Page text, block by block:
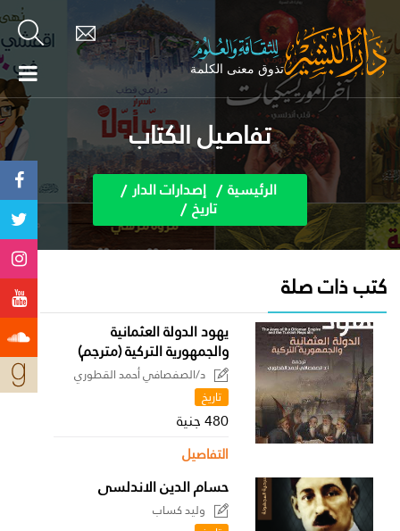
تفاصيل الكتاب
الرئيسية إصدارات الدار
تاريخ
كتب ذات صلة
يهود الدولة العثمانية
والجمهورية التركية (مترجم)
د/الصفصافي أحمد القطوري
تاريخ
480 جنية
التفاصيل
حسام الدين الاندلسى
وليد كساب